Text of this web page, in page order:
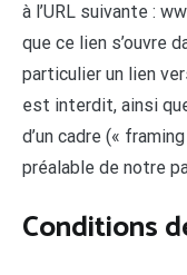
à l’URL suivante :
que ce lien s’ouvre
particulier un lien
est interdit, ainsi
d’un cadre («
préalable de notre
Conditions